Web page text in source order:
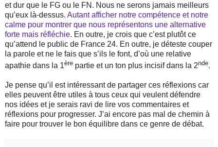
et dur que le FG ou le FN. Nous ne serons jamais meilleurs
qu’eux là-dessus. Autant afficher notre compétence et notre
calme pour montrer que nous représentons une alternative
forte mais réfléchie. En outre, je crois que c’est plutôt ce
qu’attend le public de France 24. En outre, je déteste couper
la parole et ne le fais que s’ils le font, d’où une relative
apathie dans la 1ère partie et un ton plus incisif dans la 2nde.
Je pense qu’il est intéressant de partager ces réflexions car
elles peuvent être utiles à tous ceux qui veulent défendre
nos idées et je serais ravi de lire vos commentaires et
réflexions pour progresser. J’ai encore pas mal de chemin à
faire pour trouver le bon équilibre dans ce genre de débat.